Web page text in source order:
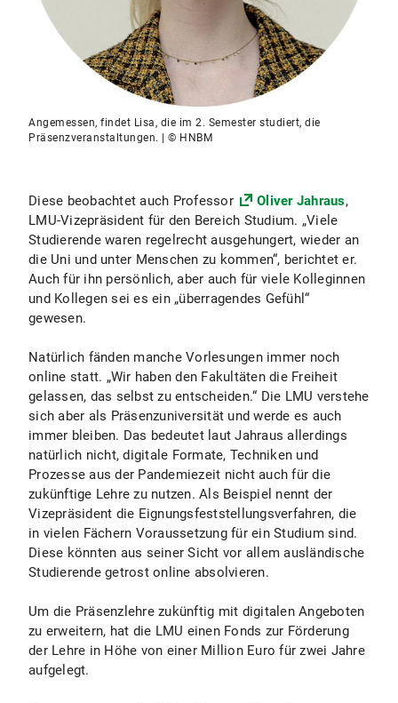
Angemessen, findet Lisa, die im 2. Semester studiert, die
Präsenzveranstaltungen. | © HNBM
Diese beobachtet auch Professor Oliver Jahraus,
LMU-Vizepräsident für den Bereich Studium. „Viele
Studierende waren regelrecht ausgehungert, wieder an
die Uni und unter Menschen zu kommen“, berichtet er.
Auch für ihn persönlich, aber auch für viele Kolleginnen
und Kollegen sei es ein „überragendes Gefühl“
gewesen.
Natürlich fänden manche Vorlesungen immer noch
online statt. „Wir haben den Fakultäten die Freiheit
gelassen, das selbst zu entscheiden.“ Die LMU verstehe
sich aber als Präsenzuniversität und werde es auch
immer bleiben. Das bedeutet laut Jahraus allerdings
natürlich nicht, digitale Formate, Techniken und
Prozesse aus der Pandemiezeit nicht auch für die
zukünftige Lehre zu nutzen. Als Beispiel nennt der
Vizepräsident die Eignungsfeststellungsverfahren, die
in vielen Fächern Voraussetzung für ein Studium sind.
Diese könnten aus seiner Sicht vor allem ausländische
Studierende getrost online absolvieren.
Um die Präsenzlehre zukünftig mit digitalen Angeboten
zu erweitern, hat die LMU einen Fonds zur Förderung
der Lehre in Höhe von einer Million Euro für zwei Jahre
aufgelegt.